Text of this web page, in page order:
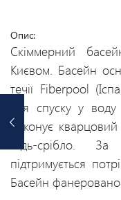
Опис:
Скіммерний
Києвом. Басейн
течії Fiberpool
для спуску у
виконує
мідь-срібло.
підтримується
Басейн